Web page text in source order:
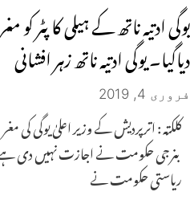
یوگی ادتیہ ناتھ کے ہیلی کاپٹر
دیاگیا۔ یوگی ادتیہ ناتھ زہر افشانی
فروری 4, 2019
کلکتہ : اترپردیش کے وزیر اعلیٰ یوگی کی
بنرجی حکومت نے اجازت نہیں دی
ریاستی حکومت نے